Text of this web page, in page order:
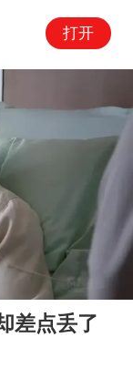
打开
11:37
差点丢了